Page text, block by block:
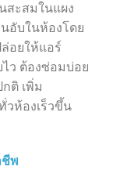
สะสมในแผง
อับในห้องโดย
อยให้แอร์
ว ต้องซ่อมบ่อย
ติ เพิ่ม
วห้องเร็วขึ้น
ชีพ